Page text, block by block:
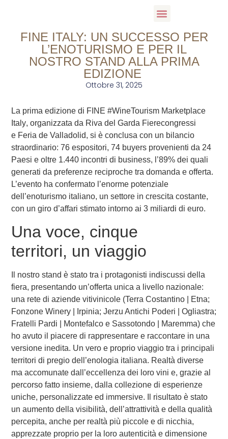
FINE ITALY: UN SUCCESSO PER
L’ENOTURISMO E PER IL
NOSTRO STAND ALLA PRIMA
EDIZIONE
Ottobre 31, 2025
La prima edizione di FINE #WineTourism Marketplace
Italy, organizzata da Riva del Garda Fierecongressi
e Feria de Valladolid, si è conclusa con un bilancio
straordinario: 76 espositori, 74 buyers provenienti da 24
Paesi e oltre 1.440 incontri di business, l’89% dei quali
generati da preferenze reciproche tra domanda e offerta.
L’evento ha confermato l’enorme potenziale
dell’enoturismo italiano, un settore in crescita costante,
con un giro d’affari stimato intorno ai 3 miliardi di euro.
Una voce, cinque
territori, un viaggio
Il nostrostand è stato tra i protagonisti indiscussi della
fiera, presentando un’offerta unica a livello nazionale:
una rete di aziende vitivinicole (Terra Costantino | Etna;
Fonzone Winery | Irpinia; Jerzu Antichi Poderi | Ogliastra;
Fratelli Pardi | Montefalco e Sassotondo | Maremma) che
ho avuto il piacere di rappresentare e raccontare in una
versione inedita. Un vero e proprioviaggio tra i principali
territori di pregio dell’enologia italiana. Realtà diverse
ma accomunate dall’eccellenza dei loro vini e, grazie al
percorso fatto insieme, dalla collezione di esperienze
uniche, personalizzate ed immersive. Il risultato è stato
un aumento dellavisibilità, dell’attrattività e della qualità
percepita, anche per realtà più piccole e di nicchia,
apprezzate proprio per la loro autenticità e dimensione